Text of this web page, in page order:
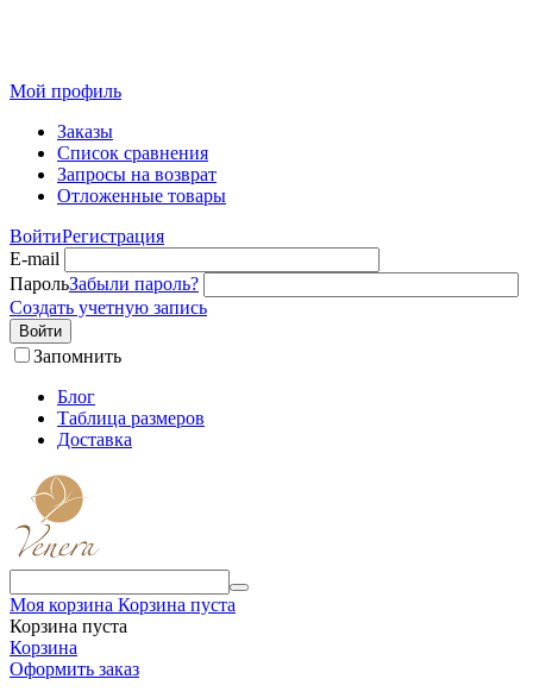
Мой профиль
Заказы
Список сравнения
Запросы на возврат
Отложенные товары
ВойтиРегистрация
E-mail
ПарольЗабыли пароль?
Создать учетную запись
Войти
Запомнить
Блог
Таблица размеров
Доставка
Моя корзина Корзина пуста
Корзина пуста
Корзина
Оформить заказ